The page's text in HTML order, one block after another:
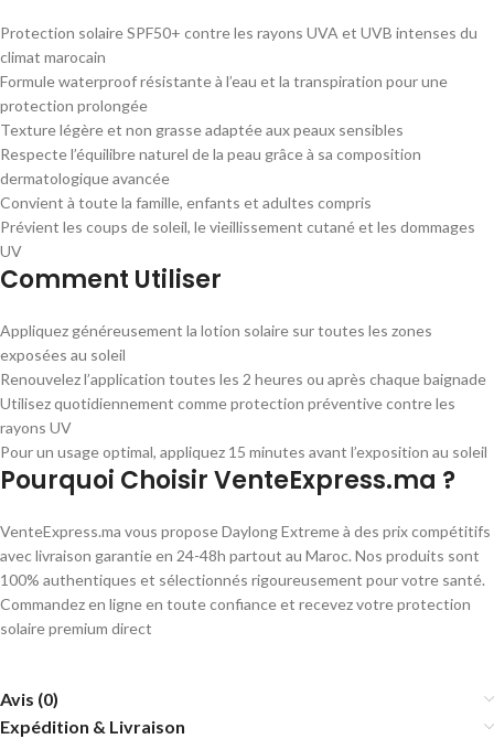
Protection solaire SPF50+ contre les rayons UVA et UVB intenses du
climat marocain
Formule waterproof résistante à l’eau et la transpiration pour une
protection prolongée
Texture légère et non grasse adaptée aux peaux sensibles
Respecte l’équilibre naturel de la peau grâce à sa composition
dermatologique avancée
Convient à toute la famille, enfants et adultes compris
Prévient les coups de soleil, le vieillissement cutané et les dommages
UV
Comment Utiliser
Appliquez généreusement la lotion solaire sur toutes les zones
exposées au soleil
Renouvelez l’application toutes les 2 heures ou après chaque baignade
Utilisez quotidiennement comme protection préventive contre les
rayons UV
Pour un usage optimal, appliquez 15 minutes avant l’exposition au soleil
Pourquoi Choisir VenteExpress.ma ?
VenteExpress.ma vous propose Daylong Extreme à des prix compétitifs
avec livraison garantie en 24-48h partout au Maroc. Nos produits sont
100% authentiques et sélectionnés rigoureusement pour votre santé.
Commandez en ligne en toute confiance et recevez votre protection
solaire premium direct
Avis (0)
Expédition & Livraison